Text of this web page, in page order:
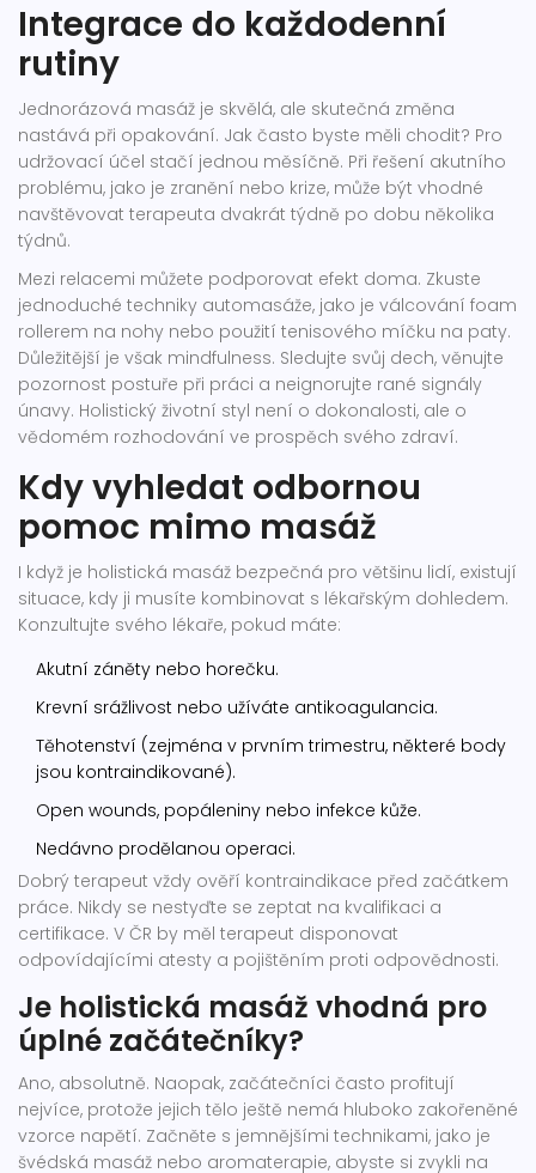
Integrace do každodenní
rutiny
Jednorázová masáž je skvělá, ale skutečná změna
nastává při opakování. Jak často byste měli chodit? Pro
udržovací účel stačí jednou měsíčně. Při řešení akutního
problému, jako je zranění nebo krize, může být vhodné
navštěvovat terapeuta dvakrát týdně po dobu několika
týdnů.
Mezi relacemi můžete podporovat efekt doma. Zkuste
jednoduché techniky automasáže, jako je válcování foam
rollerem na nohy nebo použití tenisového míčku na paty.
Důležitější je však mindfulness. Sledujte svůj dech, věnujte
pozornost postuře při práci a neignorujte rané signály
únavy. Holistický životní styl není o dokonalosti, ale o
vědomém rozhodování ve prospěch svého zdraví.
Kdy vyhledat odbornou
pomoc mimo masáž
I když je holistická masáž bezpečná pro většinu lidí, existují
situace, kdy ji musíte kombinovat s lékařským dohledem.
Konzultujte svého lékaře, pokud máte:
Akutní záněty nebo horečku.
Krevní srážlivost nebo užíváte antikoagulancia.
Těhotenství (zejména v prvním trimestru, některé body
jsou kontraindikované).
Open wounds, popáleniny nebo infekce kůže.
Nedávno prodělanou operaci.
Dobrý terapeut vždy ověří kontraindikace před začátkem
práce. Nikdy se nestyďte se zeptat na kvalifikaci a
certifikace. V ČR by měl terapeut disponovat
odpovídajícími atesty a pojištěním proti odpovědnosti.
Je holistická masáž vhodná pro
úplné začátečníky?
Ano, absolutně. Naopak, začátečníci často profitují
nejvíce, protože jejich tělo ještě nemá hluboko zakořeněné
vzorce napětí. Začněte s jemnějšími technikami, jako je
švédská masáž nebo aromaterapie, abyste si zvykli na